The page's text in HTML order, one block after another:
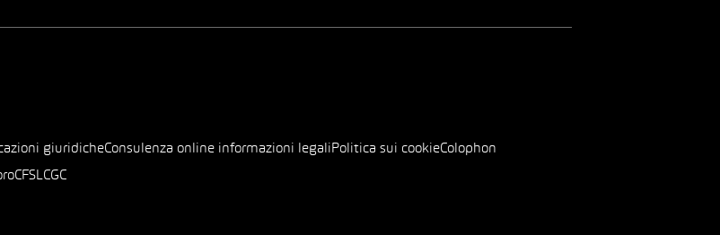
giuridicheConsulenza online informazioni legali Politica sui cookieColophon
CFSLCGC